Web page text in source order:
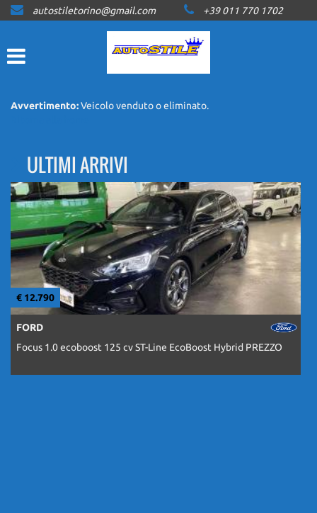
HOME
LISTA VEICOLI
ACQUISTIAMO USATO
CONTATTI
NEWS
AREA COMMERCIANTI
autostiletorino@gmail.com +39 011 770 1702
Avvertimento:Veicolo venduto o eliminato.
ULTIMI ARRIVI
€ 12.790
FORD
Focus 1.0 ecoboost 125 cv ST-Line EcoBoost Hybrid PREZZO